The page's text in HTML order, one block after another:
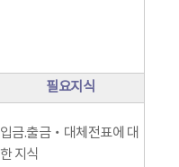
필요지식
입금.출금‧대체전표에 대
한 지식